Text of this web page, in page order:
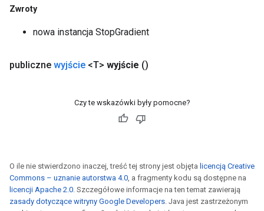
Zwroty
nowa instancja StopGradient
publiczne wyjście <T> wyjście ()
Czy te wskazówki były pomocne?
O ile nie stwierdzono inaczej, treść tej strony jest objęta licencją Creative
Commons – uznanie autorstwa 4.0, a fragmenty kodu są dostępne na
licencji Apache 2.0. Szczegółowe informacje na ten temat zawierają
zasady dotyczące witryny Google Developers. Java jest zastrzeżonym